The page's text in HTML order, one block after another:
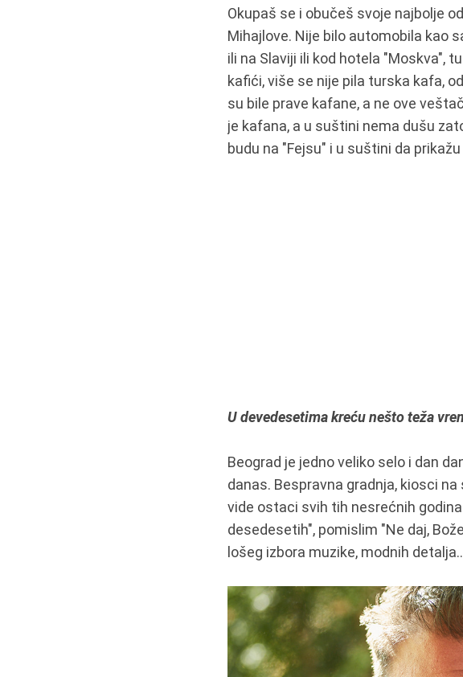
Okupaš se i obučeš svoje najbolje
Mihajlove. Nije bilo automobila kao
ili na Slaviji ili kod hotela "Moskva",
kafići, više se nije pila turska kafa,
su bile prave kafane, a ne ove
je kafana, a u suštini nema dušu
budu na "Fejsu" i u suštini da
U devedesetima kreću nešto teža
Beograd je jedno veliko selo i dan
danas. Bespravna gradnja, kiosci
vide ostaci svih tih nesrećnih
desedesetih", pomislim "Ne daj,
lošeg izbora muzike, modnih